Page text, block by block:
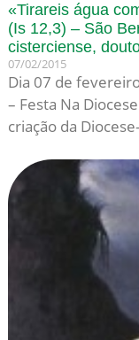
«Tirareis água
(Is 12,3) – São
cisterciense,
07/02/2015
Dia 07 de
– Festa Na
criação da